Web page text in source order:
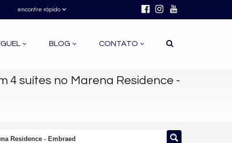
encontre rápido
BLOG CONTATO
4 suítes no Marena Residence -
Residence - Embraed